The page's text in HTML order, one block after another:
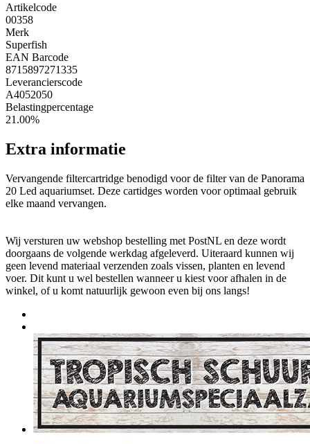
Artikelcode
00358
Merk
Superfish
EAN Barcode
8715897271335
Leverancierscode
A4052050
Belastingpercentage
21.00%
Extra informatie
Vervangende filtercartridge benodigd voor de filter van de Panorama
20 Led aquariumset. Deze cartidges worden voor optimaal gebruik
elke maand vervangen.
Wij versturen uw webshop bestelling met PostNL en deze wordt
doorgaans de volgende werkdag afgeleverd. Uiteraard kunnen wij
geen levend materiaal verzenden zoals vissen, planten en levend
voer. Dit kunt u wel bestellen wanneer u kiest voor afhalen in de
winkel, of u komt natuurlijk gewoon even bij ons langs!